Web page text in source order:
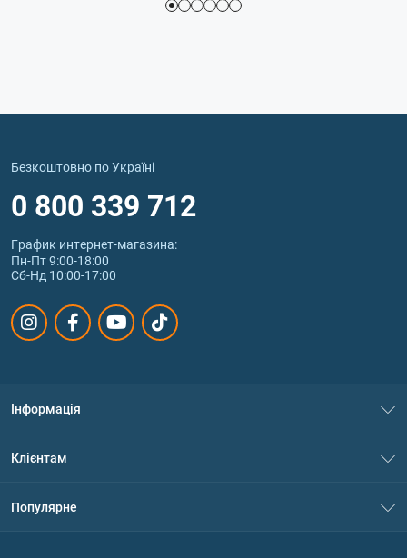
Безкоштовно по Україні
0 800 339 712
График интернет‑магазина:
Пн-Пт 9:00-18:00
Сб-Нд 10:00-17:00
Інформація
Політика конфіденційності
Клієнтам
Популярне